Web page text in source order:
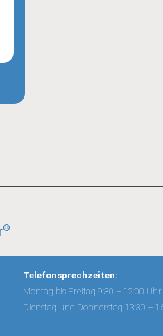
®
Telefonsprechzeiten:
Montag bis Freitag 9:30 – 12:00 Uhr
Dienstag und Donnerstag 13:30 –